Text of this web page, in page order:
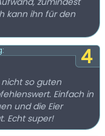
kann ihn für den
4
so guten
Einfach in
und die Eier
Echt super!